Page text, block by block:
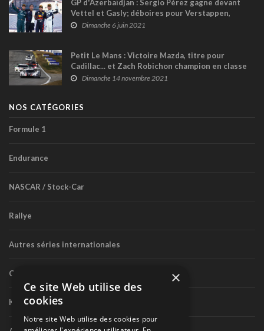
GP d'Azerbaïdjan : Sergio Pérez gagne devant
Vettel et Gasly; déboires pour Verstappen,
Hamilton et Stroll ! (+ vidéo)
Dimanche 6 juin 2021
Petit Le Mans : Victoire Mazda, titre pour
Cadillac... et Zach Robichon champion en classe
GTD !Dimanche 14 novembre 2021
NOS CATÉGORIES
Formule 1
Endurance
NASCAR / Stock-Car
Rallye
Autres séries internationales
Circuit routier canadien
Karting
×
Ce site Web utilise des
cookies
Notre site Web utilise des cookies pour